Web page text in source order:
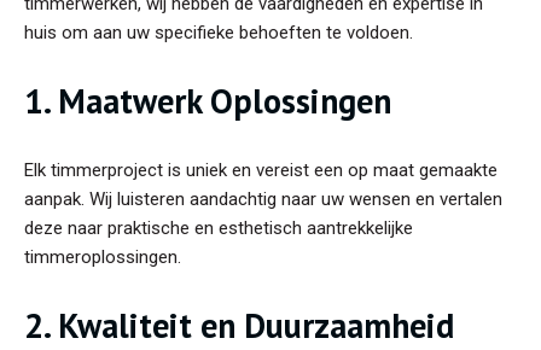
huis om aan uw specifieke behoeften te voldoen.
1. Maatwerk Oplossingen
Elk timmerproject is uniek en vereist een op maat gemaakte
aanpak. Wij luisteren aandachtig naar uw wensen en vertalen
deze naar praktische en esthetisch aantrekkelijke
timmeroplossingen.
2. Kwaliteit en Duurzaamheid